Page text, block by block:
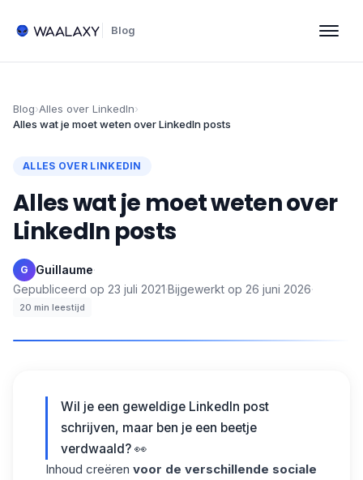
Blog
Blog›Alles over LinkedIn›
Alles wat je moet weten over LinkedIn posts
ALLES OVER LINKEDIN
Alles wat je moet weten over
LinkedIn posts
G Guillaume·
Gepubliceerd op 23 juli 2021·Bijgewerkt op 26 juni 2026·
20 min leestijd
Wil je een geweldige LinkedIn post
schrijven, maar ben je een beetje
verdwaald? 👀
Inhoud creëren voor de verschillende sociale